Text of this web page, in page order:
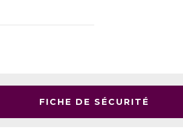
FICHE DE SÉCURITÉ